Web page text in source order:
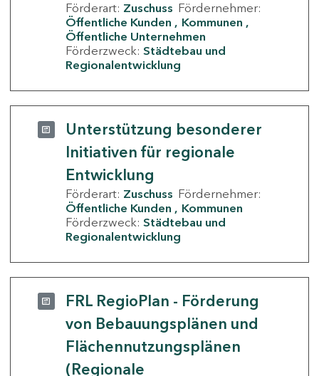
Förderart: Zuschuss Fördernehmer:
Öffentliche Kunden
Kommunen
Öffentliche Unternehmen
Förderzweck: Städtebau und
Regionalentwicklung
Unterstützung besonderer
Initiativen für regionale
Entwicklung
Förderart: Zuschuss Fördernehmer:
Öffentliche Kunden
Kommunen
Förderzweck: Städtebau und
Regionalentwicklung
FRL RegioPlan - Förderung
von Bebauungsplänen und
Flächennutzungsplänen
(Regionale